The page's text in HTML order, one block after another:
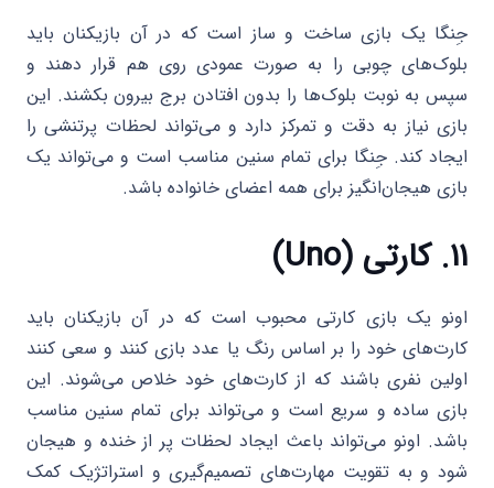
جِنگا یک بازی ساخت و ساز است که در آن بازیکنان باید
بلوک‌های چوبی را به صورت عمودی روی هم قرار دهند و
سپس به نوبت بلوک‌ها را بدون افتادن برج بیرون بکشند. این
بازی نیاز به دقت و تمرکز دارد و می‌تواند لحظات پرتنشی را
ایجاد کند. جِنگا برای تمام سنین مناسب است و می‌تواند یک
بازی هیجان‌انگیز برای همه اعضای خانواده باشد.
۱۱. کارتی (Uno)
اونو یک بازی کارتی محبوب است که در آن بازیکنان باید
کارت‌های خود را بر اساس رنگ یا عدد بازی کنند و سعی کنند
اولین نفری باشند که از کارت‌های خود خلاص می‌شوند. این
بازی ساده و سریع است و می‌تواند برای تمام سنین مناسب
باشد. اونو می‌تواند باعث ایجاد لحظات پر از خنده و هیجان
شود و به تقویت مهارت‌های تصمیم‌گیری و استراتژیک کمک